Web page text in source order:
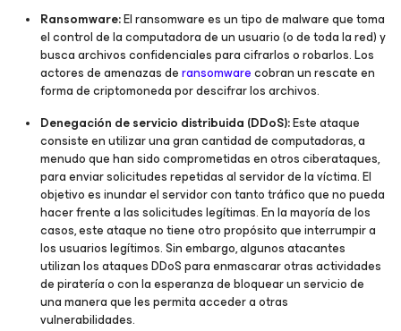
Ransomware:El ransomware es un tipo de malware que toma
el control de la computadora de un usuario (o de toda la red) y
busca archivos confidenciales para cifrarlos o robarlos. Los
actores de amenazas deransomwarecobran un rescate en
forma de criptomoneda por descifrar los archivos.
Denegación de servicio distribuida (DDoS):Este ataque
consiste en utilizar una gran cantidad de computadoras, a
menudo que han sido comprometidas en otros ciberataques,
para enviar solicitudes repetidas al servidor de la víctima. El
objetivo es inundar el servidor con tanto tráfico que no pueda
hacer frente a las solicitudes legítimas. En la mayoría de los
casos, este ataque no tiene otro propósito que interrumpir a
los usuarios legítimos. Sin embargo, algunos atacantes
utilizan los ataques DDoS para enmascarar otras actividades
de piratería o con la esperanza de bloquear un servicio de
una manera que les permita acceder a otras
vulnerabilidades.